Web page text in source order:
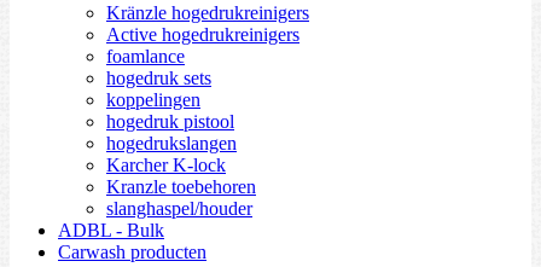
Kränzle hogedrukreinigers
Active hogedrukreinigers
foamlance
hogedruk sets
koppelingen
hogedruk pistool
hogedrukslangen
Karcher K-lock
Kranzle toebehoren
slanghaspel/houder
ADBL - Bulk
Carwash producten